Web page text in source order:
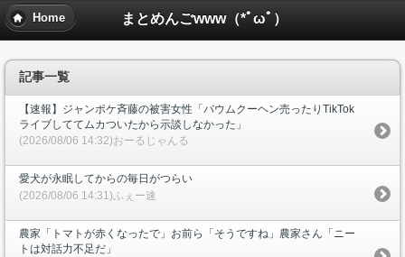
まとめんごwww（*ﾟωﾟ）
Home
記事一覧
【速報】ジャンポケ斉藤の被害女性「バウムクーヘン売ったりTikTok
ライブしててムカついたから示談しなかった」
(2026/08/06 14:32)おーるじゃんる
愛犬が永眠してからの毎日がつらい
(2026/08/06 14:31)ふぇー速
農家「トマトが赤くなったで」お前ら「そうですね」農家さん「ニー
トは対話力不足だ」